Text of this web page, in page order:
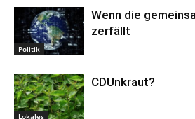
Politik
Wenn die
zerfällt
Lokales
CDUnkraut?